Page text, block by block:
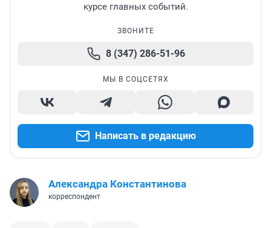
курсе главных событий.
ЗВОНИТЕ
8 (347) 286-51-96
МЫ В СОЦСЕТЯХ
Написать в редакцию
Александра Константинова
корреспондент